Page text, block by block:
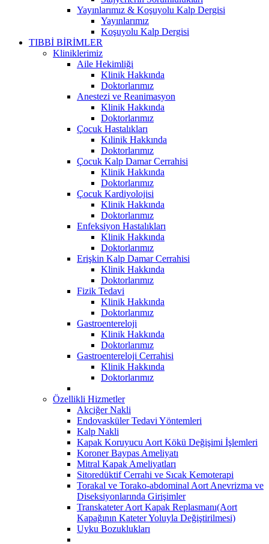
Yayınlarımız & Koşuyolu Kalp Dergisi
Yayınlarımız
Koşuyolu Kalp Dergisi
TIBBİ BİRİMLER
Kliniklerimiz
Aile Hekimliği
Klinik Hakkında
Doktorlarımız
Anestezi ve Reanimasyon
Klinik Hakkında
Doktorlarımız
Çocuk Hastalıkları
Kılinik Hakkında
Doktorlarımız
Çocuk Kalp Damar Cerrahisi
Klinik Hakkında
Doktorlarımız
Çocuk Kardiyolojisi
Klinik Hakkında
Doktorlarımız
Enfeksiyon Hastalıkları
Klinik Hakkında
Doktorlarımız
Erişkin Kalp Damar Cerrahisi
Klinik Hakkında
Doktorlarımız
Fizik Tedavi
Klinik Hakkında
Doktorlarımız
Gastroentereloji
Klinik Hakkında
Doktorlarımız
Gastroentereloji Cerrahisi
Klinik Hakkında
Doktorlarımız
Özellikli Hizmetler
Akciğer Nakli
Endovasküler Tedavi Yöntemleri
Kalp Nakli
Kapak Koruyucu Aort Kökü Değişimi İşlemleri
Koroner Baypas Ameliyatı
Mitral Kapak Ameliyatları
Sitoredüktif Cerrahi ve Sıcak Kemoterapi
Torakal ve Torako-abdominal Aort Anevrizma ve
Diseksiyonlarında Girişimler
Transkateter Aort Kapak Replasmanı(Aort
Kapağının Kateter Yoluyla Değiştirilmesi)
Uyku Bozuklukları